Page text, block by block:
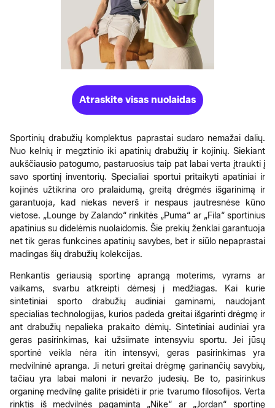
Atraskite visas nuolaidas
Sportinių drabužių komplektus paprastai sudaro nemažai dalių.
Nuo kelnių ir megztinio iki apatinių drabužių ir kojinių. Siekiant
aukščiausio patogumo, pastaruosius taip pat labai verta įtraukti į
savo sportinį inventorių. Specialiai sportui pritaikyti apatiniai ir
kojinės užtikrina oro pralaidumą, greitą drėgmės išgarinimą ir
garantuoja, kad niekas neverš ir nespaus jautresnėse kūno
vietose. „Lounge by Zalando“ rinkitės „Puma“ ar „Fila“ sportinius
apatinius su didelėmis nuolaidomis. Šie prekių ženklai garantuoja
net tik geras funkcines apatinių savybes, bet ir siūlo nepaprastai
madingas šių drabužių kolekcijas.
Renkantis geriausią sportinę aprangą moterims, vyrams ar
vaikams, svarbu atkreipti dėmesį į medžiagas. Kai kurie
sintetiniai sporto drabužių audiniai gaminami, naudojant
specialias technologijas, kurios padeda greitai išgarinti drėgmę ir
ant drabužių nepalieka prakaito dėmių. Sintetiniai audiniai yra
geras pasirinkimas, kai užsiimate intensyviu sportu. Jei jūsų
sportinė veikla nėra itin intensyvi, geras pasirinkimas yra
medvilninė apranga. Ji neturi greitai drėgmę garinančių savybių,
tačiau yra labai maloni ir nevaržo judesių. Be to, pasirinkus
organinę medvilnę galite prisidėti ir prie tvarumo filosofijos. Verta
rinktis iš medvilnės pagamintą „Nike“ ar „Jordan“ sportinę